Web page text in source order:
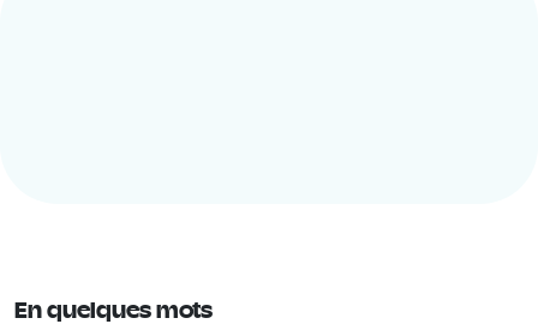
En quelques mots